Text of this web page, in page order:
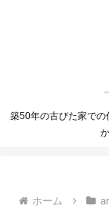
築50年の古びた家で
ホーム